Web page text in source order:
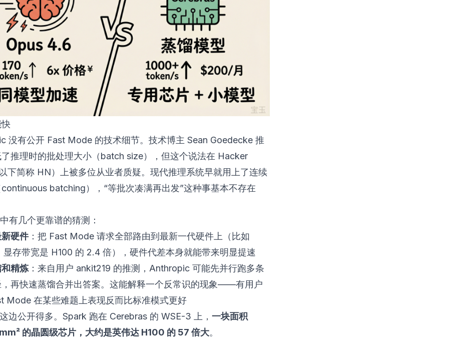
没有公开 Fast Mode 的技术细节。技术博主 Sean Goedecke 推
推理时的批处理大小（batch size），但这个说法在 Hacker
下简称 HN）上被多位从业者质疑。现代推理系统早就用上了连续
batching），“等批次凑满再出发”这种事基本不存在
有几个更靠谱的猜测：
硬件：把 Fast Mode 请求全部路由到最新一代硬件上（比如
显存带宽是 H100 的 2.4 倍），硬件代差本身就能带来明显提速
精炼：来自用户 ankit219 的推测，Anthropic 可能先并行跑多条
再快速蒸馏合并出答案。这能解释一个反常识的现象——有用户
Mode 在某些难题上表现反而比标准模式更好
边公开得多。Spark 跑在 Cerebras 的 WSE-3 上， 一块面积
的晶圆级芯片，大约是英伟达 H100 的 57 倍大。